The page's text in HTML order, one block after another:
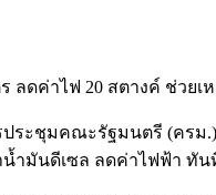
ลดค่าไฟ 20 สตางค์ ช่วยเ
ระชุมคณะรัฐมนตรี (ครม
ำมันดีเซล ลดค่าไฟฟ้า ทั